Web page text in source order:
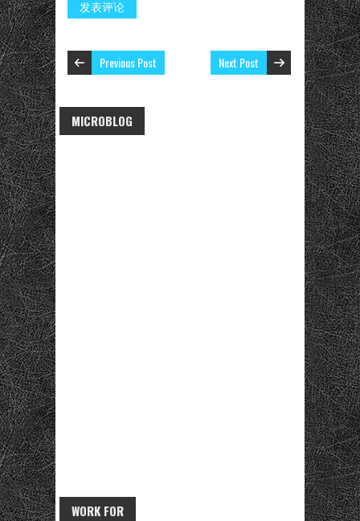
Previous Post Next Post
MICROBLOG
WORK FOR